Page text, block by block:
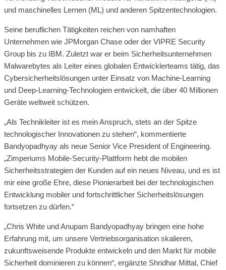
und maschinelles Lernen (ML) und anderen Spitzentechnologien.
Seine beruflichen Tätigkeiten reichen von namhaften
Unternehmen wie JPMorgan Chase oder der VIPRE Security
Group bis zu IBM. Zuletzt war er beim Sicherheitsunternehmen
Malwarebytes als Leiter eines globalen Entwicklerteams tätig, das
Cybersicherheitslösungen unter Einsatz von Machine-Learning
und Deep-Learning-Technologien entwickelt, die über 40 Millionen
Geräte weltweit schützen.
„Als Technikleiter ist es mein Anspruch, stets an der Spitze
technologischer Innovationen zu stehen“, kommentierte
Bandyopadhyay als neue Senior Vice President of Engineering.
„Zimperiums Mobile-Security-Plattform hebt die mobilen
Sicherheitsstrategien der Kunden auf ein neues Niveau, und es ist
mir eine große Ehre, diese Pionierarbeit bei der technologischen
Entwicklung mobiler und fortschrittlicher Sicherheitslösungen
fortsetzen zu dürfen.“
„Chris White und Anupam Bandyopadhyay bringen eine hohe
Erfahrung mit, um unsere Vertriebsorganisation skalieren,
zukunftsweisende Produkte entwickeln und den Markt für mobile
Sicherheit dominieren zu können“, ergänzte Shridhar Mittal, Chief